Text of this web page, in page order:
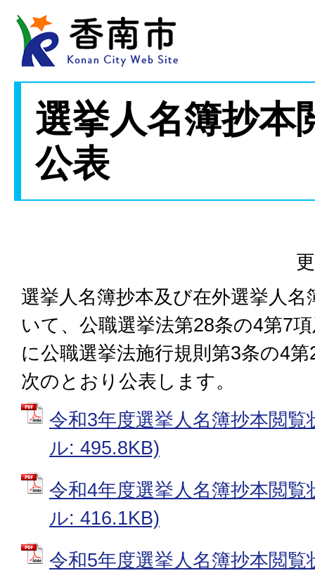
選挙人名簿抄本
公表
選挙人名簿抄本及び在外選挙人
いて、公職選挙法第28条の4第7
に公職選挙法施行規則第3条の4
次のとおり公表します。
令和3年度選挙人名簿抄本閲
ル: 495.8KB)
令和4年度選挙人名簿抄本閲
ル: 416.1KB)
令和5年度選挙人名簿抄本閲